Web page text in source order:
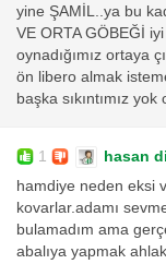
yine ŞAMİL..ya bu
VE ORTA GÖBEĞİ
oynadığımız ortaya
ön libero almak
başka sıkıntımız
1 hasan
hamdiye neden eksi
kovarlar.adamı
bulamadım ama
abalıya yapmak